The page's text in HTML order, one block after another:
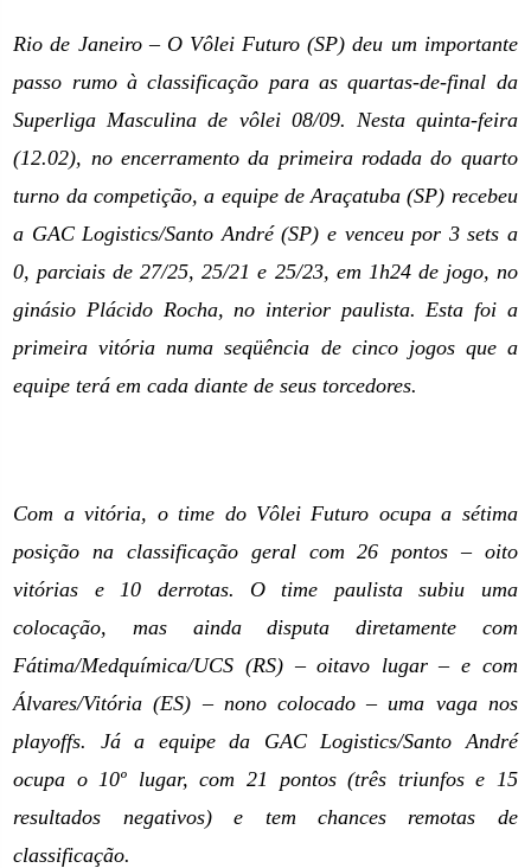
Rio de Janeiro – O Vôlei Futuro (SP) deu um importante
passo rumo à classificação para as quartas-de-final da
Superliga Masculina de vôlei 08/09. Nesta quinta-feira
(12.02), no encerramento da primeira rodada do quarto
turno da competição, a equipe de Araçatuba (SP) recebeu
a GAC Logistics/Santo André (SP) e venceu por 3 sets a
0, parciais de 27/25, 25/21 e 25/23, em 1h24 de jogo, no
ginásio Plácido Rocha, no interior paulista. Esta foi a
primeira vitória numa seqüência de cinco jogos que a
equipe terá em cada diante de seus torcedores.
Com a vitória, o time do Vôlei Futuro ocupa a sétima
posição na classificação geral com 26 pontos – oito
vitórias e 10 derrotas. O time paulista subiu uma
colocação, mas ainda disputa diretamente com
Fátima/Medquímica/UCS (RS) – oitavo lugar – e com
Álvares/Vitória (ES) – nono colocado – uma vaga nos
playoffs. Já a equipe da GAC Logistics/Santo André
ocupa o 10º lugar, com 21 pontos (três triunfos e 15
resultados negativos) e tem chances remotas de
classificação.